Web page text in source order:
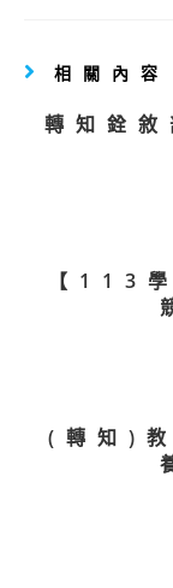
相關內容
轉知銓
【113
(轉知)教